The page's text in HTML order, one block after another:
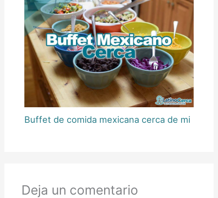
Buffet de comida mexicana cerca de mi
Deja un comentario